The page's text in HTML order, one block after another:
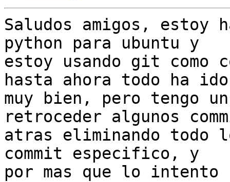
Saludos amigos, estoy
python para ubuntu y
estoy usando git como
hasta ahora todo ha ido
muy bien, pero tengo
retroceder algunos
atras eliminando todo
commit especifico, y
por mas que lo